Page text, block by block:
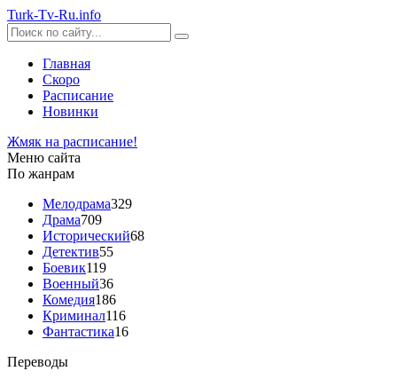
Turk-Tv-Ru.info
Главная
Скоро
Расписание
Новинки
Жмяк на расписание!
Меню сайта
По жанрам
Мелодрама329
Драма709
Исторический68
Детектив55
Боевик119
Военный36
Комедия186
Криминал116
Фантастика16
Переводы